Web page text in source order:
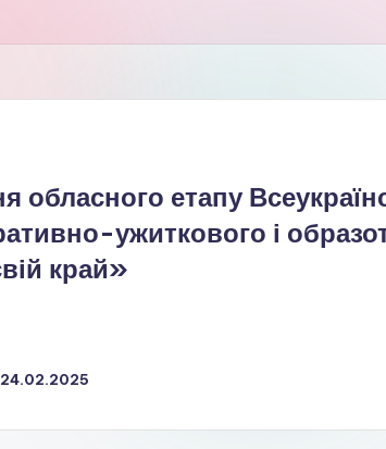
т
н
а
о
н
обласного етапу
ужиткового і
край»
24.02.2025